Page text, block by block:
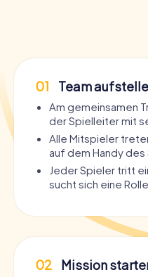
01 Team
Am gemeinsamen
der Spielleiter mit
Alle Mitspieler
auf dem Handy des
Jeder Spieler tritt
sucht sich eine Rolle
02 Mission